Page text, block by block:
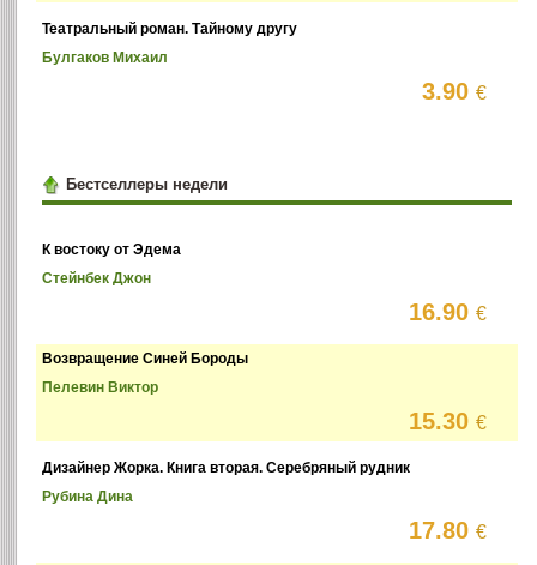
Театральный роман. Тайному другу
Булгаков Михаил
3.90€
Бестселлеры недели
К востоку от Эдема
Стейнбек Джон
16.90€
Возвращение Синей Бороды
Пелевин Виктор
15.30€
Дизайнер Жорка. Книга вторая. Серебряный рудник
Рубина Дина
17.80€